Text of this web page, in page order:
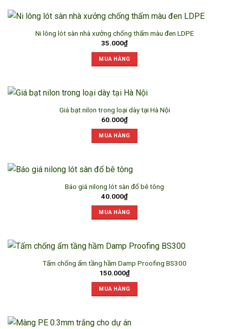
Ni lông lót sàn nhà xưởng chống thấm màu đen LDPE
35.000₫
MUA HÀNG
Giá bạt nilon trong loại dày tại Hà Nội
60.000₫
MUA HÀNG
Báo giá nilong lót sàn đổ bê tông
40.000₫
MUA HÀNG
Tấm chống ẩm tầng hầm Damp Proofing BS300
150.000₫
MUA HÀNG